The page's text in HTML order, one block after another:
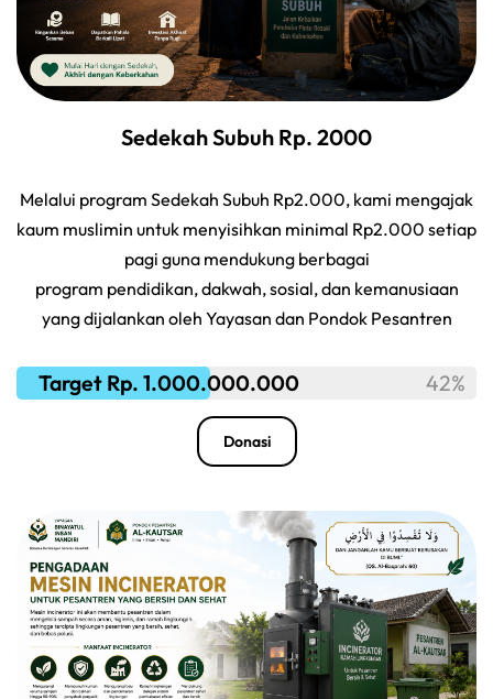
Sedekah Subuh Rp. 2000
Melalui program Sedekah Subuh Rp2.000, kami mengajak
kaum muslimin untuk menyisihkan minimal Rp2.000 setiap
pagi guna mendukung berbagai
program pendidikan, dakwah, sosial, dan kemanusiaan
yang dijalankan oleh Yayasan dan Pondok Pesantren
Target Rp. 1.000.000.000 42%
Donasi